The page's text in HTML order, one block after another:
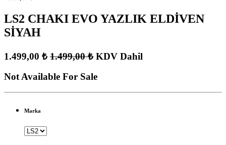
LS2 CHAKI EVO YAZLIK ELDİVEN
SİYAH
1.499,00 ₺ 1.499,00₺ KDV Dahil
Not Available For Sale
Marka